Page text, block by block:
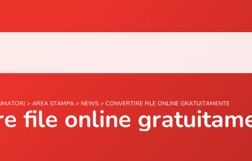
> AREA STAMPA > NEWS > CONVERTIRE FILE ONLINE GRATUITAMENTE
file online